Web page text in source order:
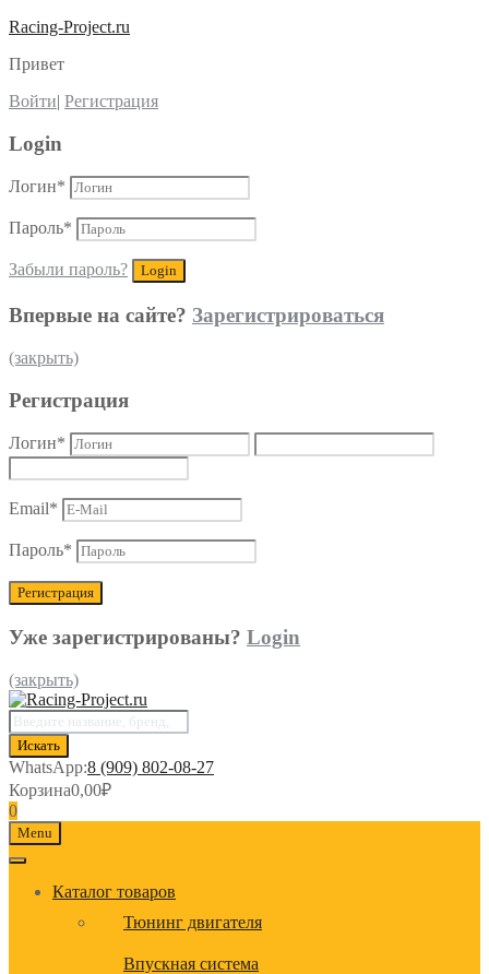
Racing-Project.ru
Привет
Войти| Регистрация
Login
Логин*
Пароль*
Забыли пароль?
Впервые на сайте? Зарегистрироваться
(закрыть)
Регистрация
Логин*
Email*
Пароль*
Уже зарегистрированы? Login
(закрыть)
Поиск
товаров
Искать
WhatsApp:8 (909) 802-08-27
Корзина0,00₽
0
Menu
Каталог товаров
Тюнинг двигателя
Впускная система